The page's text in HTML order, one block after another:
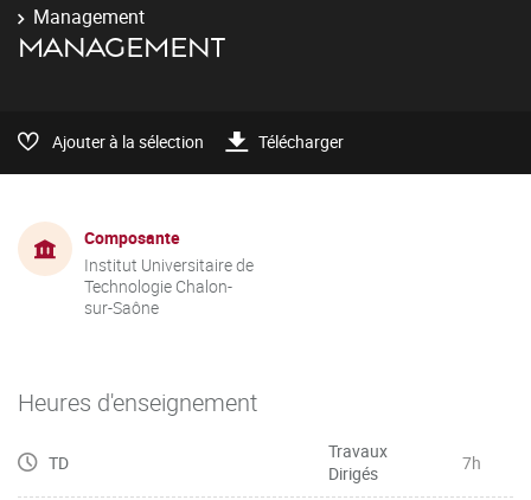
Management
MANAGEMENT
Ajouter à la sélection Télécharger
Composante
Institut Universitaire de
Technologie Chalon-
sur-Saône
Heures d'enseignement
TD
Travaux
Dirigés
7h